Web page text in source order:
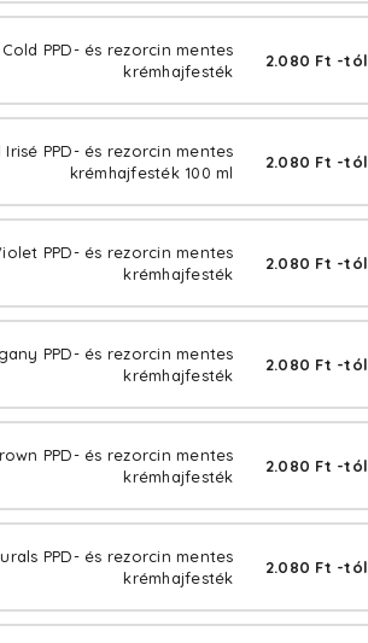
PPD- és rezorcin mentes
krémhajfesték
2.080 Ft -tól
PPD- és rezorcin mentes
krémhajfesték 100 ml
2.080 Ft -tól
PPD- és rezorcin mentes
krémhajfesték
2.080 Ft -tól
PPD- és rezorcin mentes
krémhajfesték
2.080 Ft -tól
PPD- és rezorcin mentes
krémhajfesték
2.080 Ft -tól
PPD- és rezorcin mentes
krémhajfesték
2.080 Ft -tól